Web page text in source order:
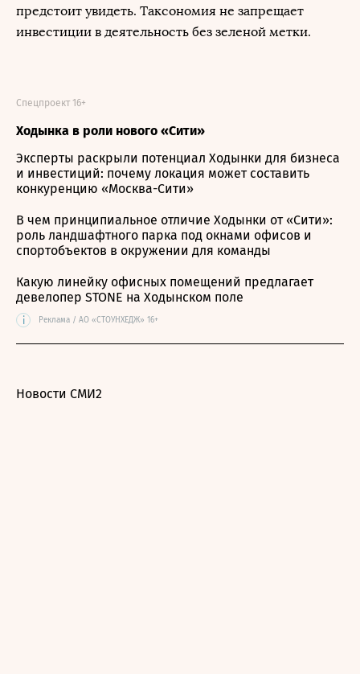
предстоит увидеть. Таксономия не запрещает
инвестиции в деятельность без зеленой метки.
Ходынка в роли нового «Сити»
Спецпроект 16+
Эксперты раскрыли потенциал Ходынки для бизнеса
и инвестиций: почему локация может составить
конкуренцию «Москва-Сити»
В чем принципиальное отличие Ходынки от «Сити»:
роль ландшафтного парка под окнами офисов и
спортобъектов в окружении для команды
Какую линейку офисных помещений предлагает
девелопер STONE на Ходынском поле
i Реклама / АО «СТОУНХЕДЖ» 16+
Новости СМИ2